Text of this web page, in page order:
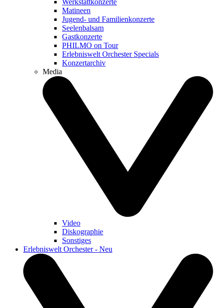
Matineen
Jugend- und Familienkonzerte
Seelenbalsam
Gastkonzerte
PHILMO on Tour
Erlebniswelt Orchester Specials
Konzertarchiv
Media
Video
Diskographie
Sonstiges
Erlebniswelt Orchester - Neu